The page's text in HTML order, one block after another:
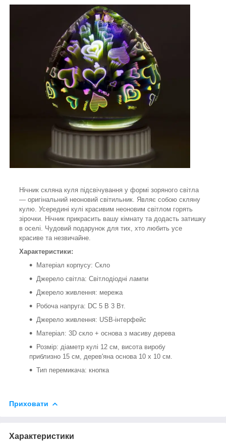
Нічник скляна куля підсвічування у формі зоряного світла
— оригінальний неоновий світильник. Являє собою скляну
кулю. Усередині кулі красивим неоновим світлом горять
зірочки. Нічник прикрасить вашу кімнату та додасть затишку
в оселі. Чудовий подарунок для тих, хто любить усе
красиве та незвичайне.
Характеристики:
Матеріал корпусу: Скло
Джерело світла: Світлодіодні лампи
Джерело живлення: мережа
Робоча напруга: DC 5 В 3 Вт.
Джерело живлення: USB-інтерфейс
Матеріал: 3D скло + основа з масиву дерева
Розмір: діаметр кулі 12 см, висота виробу
приблизно 15 см, дерев'яна основа 10 х 10 см.
Тип перемикача: кнопка
Приховати
Характеристики